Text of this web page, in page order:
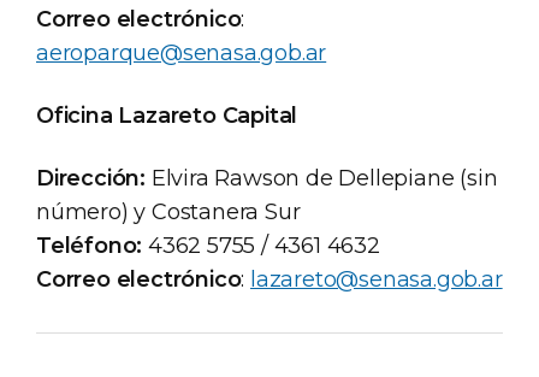
Correo electrónico:
aeroparque@senasa.gob.ar
Oficina Lazareto Capital
Dirección: Elvira Rawson de Dellepiane (sin
número) y Costanera Sur
Teléfono: 4362 5755 / 4361 4632
Correo electrónico: lazareto@senasa.gob.ar